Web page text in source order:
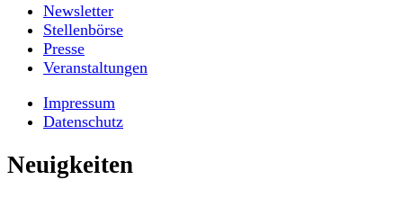
Newsletter
Stellenbörse
Presse
Veranstaltungen
Impressum
Datenschutz
Neuigkeiten